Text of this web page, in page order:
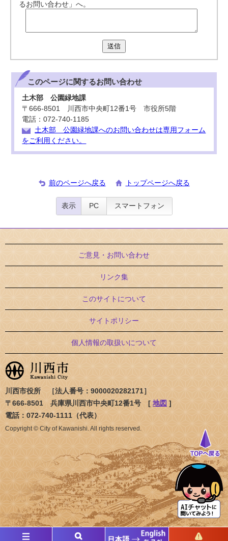
るお問い合わせ」へ。
送信
このページに関するお問い合わせ
土木部 公園緑地課
〒666-8501 川西市中央町12番1号 市役所5階
電話：072-740-1185
土木部 公園緑地課へのお問い合わせは専用フォーム
をご利用ください。
前のページへ戻る トップページへ戻る
表示 PC スマートフォン
ご意見・お問い合わせ
リンク集
このサイトについて
サイトポリシー
個人情報の取扱いについて
川西市役所 ［法人番号：9000020282171］
〒666-8501 兵庫県川西市中央町12番1号 [ 地図 ]
電話：072-740-1111（代表）
Copyright © City of Kawanishi. All rights reserved.